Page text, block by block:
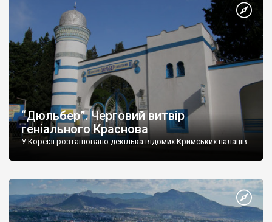
“Дюльбер”. Черговий витвір
геніального Краснова
У Кореїзі розташовано декілька відомих Кримських палаців.